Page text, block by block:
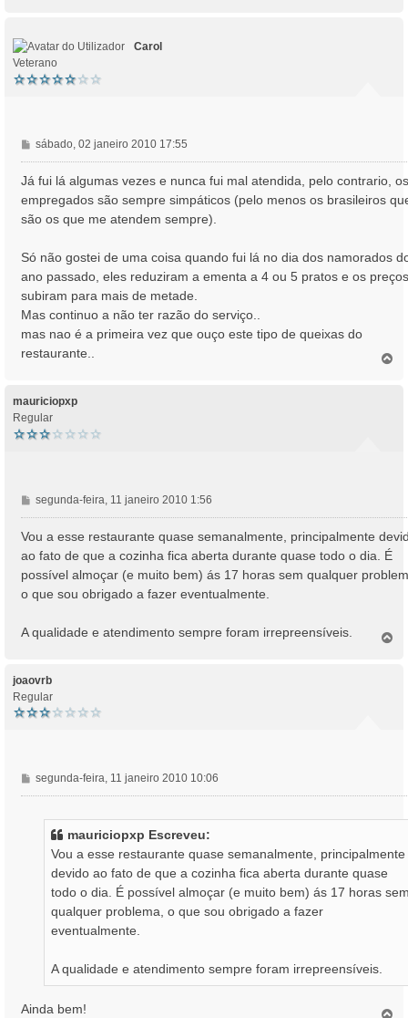
Carol
Veterano
M
e
n
g
m
sábado, 02 janeiro 2010 17:55
Já fui lá algumas vezes e nunca fui mal atendida, pelo contrario, os
empregados são sempre simpáticos (pelo menos os brasileiros
são os que me atendem sempre).
Só não gostei de uma coisa quando fui lá no dia dos namorados
ano passado, eles reduziram a ementa a 4 ou 5 pratos e os preços
subiram para mais de metade.
Mas continuo a não ter razão do serviço..
mas nao é a primeira vez que ouço este tipo de queixas do
restaurante..
mauriciopxp
Regular
M
e
a
g
e
segunda-feira, 11 janeiro 2010 1:56
Vou a esse restaurante quase semanalmente, principalmente
ao fato de que a cozinha fica aberta durante quase todo o dia. É
possível almoçar (e muito bem) ás 17 horas sem qualquer
o que sou obrigado a fazer eventualmente.
A qualidade e atendimento sempre foram irrepreensíveis.
joaovrb
Regular
M
e
segunda-feira, 11 janeiro 2010 10:06
mauriciopxp Escreveu:
Vou a esse restaurante quase semanalmente, principalmente
devido ao fato de que a cozinha fica aberta durante quase
todo o dia. É possível almoçar (e muito bem) ás 17 horas
qualquer problema, o que sou obrigado a fazer
eventualmente.
A qualidade e atendimento sempre foram irrepreensíveis.
Ainda bem!